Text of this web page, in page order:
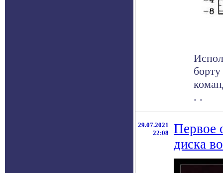
. .
29.07.2021
22:08
Первое
диска